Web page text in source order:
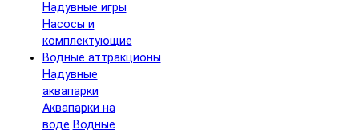
Надувные игры
Насосы и
комплектующие
Водные аттракционы
Надувные
аквапарки
Аквапарки на
воде Водные